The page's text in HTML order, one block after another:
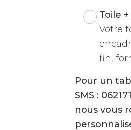
Toile
Votre
fin,
Pour un
SMS :
nous vous